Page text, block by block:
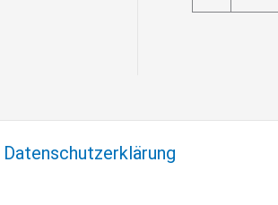
Datenschutzerklärung